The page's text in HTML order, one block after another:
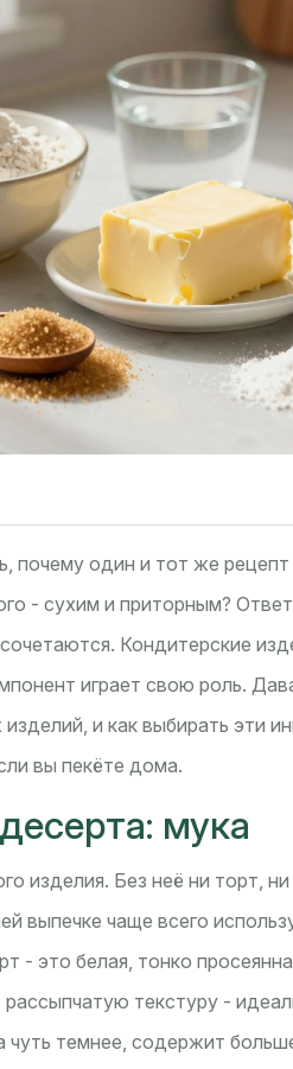
почему один и тот же рецепт
- сухим и приторным?
Кондитерские
играет свою роль.
и как выбирать эти
вы пекёте дома.
мука
изделия. Без неё ни торт,
выпечке чаще всего
- это белая, тонко
текстуру -
чуть темнее, содержит